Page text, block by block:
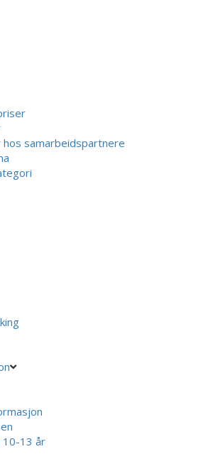
samarbeidspartnere
10-13 år